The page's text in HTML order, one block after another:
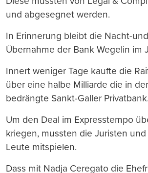
und abgesegnet werden.
In Erinnerung bleibt die Nacht-
Übernahme der Bank Wegelin im
Innert weniger Tage kaufte die
über eine halbe Milliarde die in
bedrängte Sankt-Galler Privatbank.
Um den Deal im Expresstempo
kriegen, mussten die Juristen
Leute mitspielen.
Dass mit Nadja Ceregato die